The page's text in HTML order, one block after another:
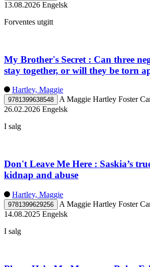
13.08.2026 Engelsk
Forventes utgitt
My Brother's Secret : Can three
stay together, or will they be torn
Hartley, Maggie
9781399638548 A Maggie Hartley Foster
26.02.2026 Engelsk
I salg
Don't Leave Me Here : Saskia’s
kidnap and abuse
Hartley, Maggie
9781399629256 A Maggie Hartley Foster
14.08.2025 Engelsk
I salg